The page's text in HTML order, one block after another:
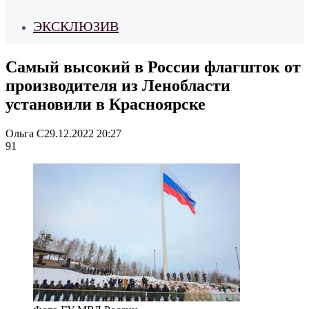
ЭКСКЛЮЗИВ
Самый высокий в России флагшток от
производителя из Ленобласти
установили в Красноярске
Ольга С29.12.2022 20:27
91